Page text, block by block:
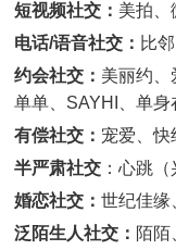
短视频社交： 美拍、
电话/语音社交： 比
约会社交： 美丽约、
单单、SAYHI、单
有偿社交： 宠爱、快
半严肃社交 ：心跳
婚恋社交： 世纪佳缘
泛陌生人社交： 陌陌